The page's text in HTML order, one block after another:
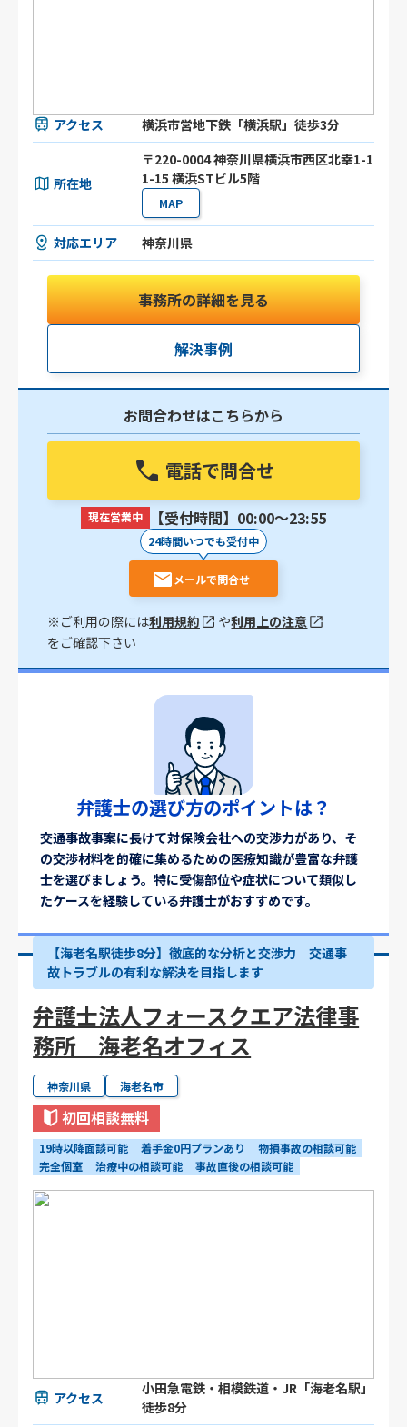
アクセス 横浜市営地下鉄「横浜駅」徒歩3分
所在地
〒220-0004 神奈川県横浜市西区北幸1-1
1-15 横浜STビル5階
MAP
対応エリア 神奈川県
事務所の詳細を見る
解決事例
お問合わせはこちらから
電話で問合せ
現在営業中 【受付時間】00:00〜23:55
24時間いつでも受付中
メールで問合せ
※ご利用の際には利用規約 や利用上の注意
をご確認下さい
弁護士の選び方のポイントは？
交通事故事案に長けて対保険会社への交渉力があり、そ
の交渉材料を的確に集めるための医療知識が豊富な弁護
士を選びましょう。特に受傷部位や症状について類似し
たケースを経験している弁護士がおすすめです。
【海老名駅徒歩8分】徹底的な分析と交渉力｜交通事
故トラブルの有利な解決を目指します
弁護士法人フォースクエア法律事
務所 海老名オフィス
神奈川県 海老名市
初回相談無料
19時以降面談可能 着手金0円プランあり
物損事故の相談可能
完全個室
治療中の相談可能 事故直後の相談可能
アクセス
小田急電鉄・相模鉄道・JR「海老名駅」
徒歩8分